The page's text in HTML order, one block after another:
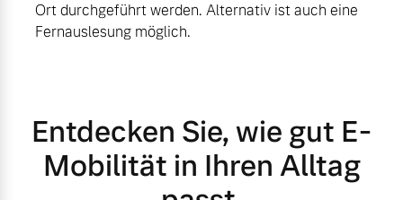
Ort durchgeführt werden. Alternativ ist auch eine
Fernauslesung möglich.
Entdecken Sie, wie gut E-
Mobilität in Ihren Alltag